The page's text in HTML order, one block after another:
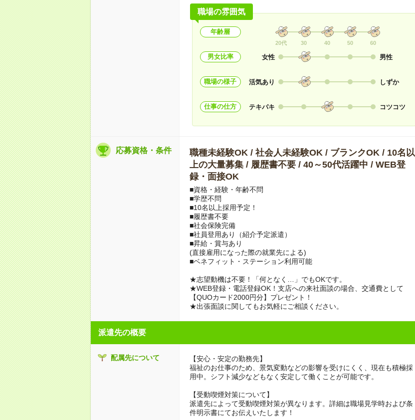
職場の雰囲気
年齢層
20代 30 40 50 60
男女比率 女性 男性
職場の様子 活気あり しずか
仕事の仕方 テキパキ コツコツ
応募資格・条件
職種未経験OK / 社会人未経験OK / ブランクOK / 10名以
上の大量募集 / 履歴書不要 / 40～50代活躍中 / WEB登
録・面接OK
■資格・経験・年齢不問
■学歴不問
■10名以上採用予定！
■履歴書不要
■社会保険完備
■社員登用あり（紹介予定派遣）
■昇給・賞与あり
(直接雇用になった際の就業先による)
■ベネフィット・ステーション利用可能
★志望動機は不要！「何となく…」でもOKです。
★WEB登録・電話登録OK！支店への来社面談の場合、交通費として
【QUOカード2000円分】プレゼント！
★出張面談に関してもお気軽にご相談ください。
派遣先の概要
配属先について
【安心・安定の勤務先】
福祉のお仕事のため、景気変動などの影響を受けにくく、現在も積極採
用中。シフト減少などもなく安定して働くことが可能です。
【受動喫煙対策について】
派遣先によって受動喫煙対策が異なります。詳細は職場見学時および条
件明示書にてお伝えいたします！